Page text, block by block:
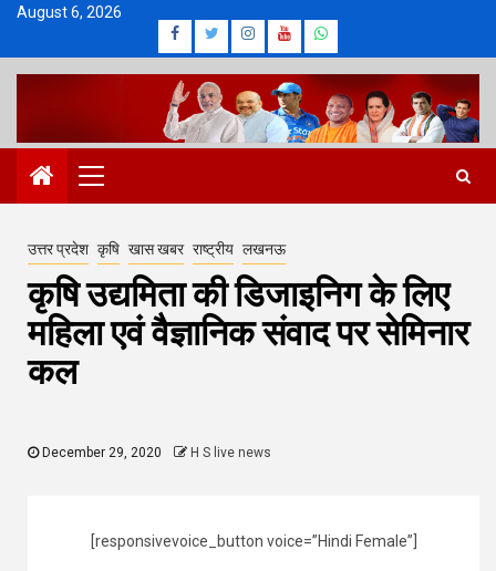
Skip
content
August 6, 2026
Facebook
Twitter
Instagram
Youtube
Whatsapp
Primary
Menu
उत्तर प्रदेश कृषि खास खबर राष्ट्रीय लखनऊ
कृषि उद्यमिता की डिजाइनिग के लिए
महिला एवं वैज्ञानिक संवाद पर सेमिनार
कल
December 29, 2020 H S live news
[responsivevoice_button voice=”Hindi Female”]